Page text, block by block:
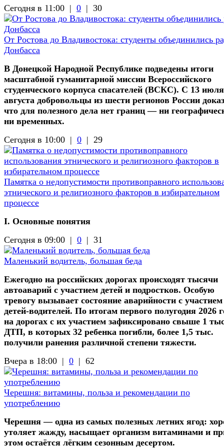
Сегодня в 11:00 | 0 | 30
От Ростова до Владивостока: студенты объединились
Донбасса
В Донецкой Народной Республике подведены итоги
масштабной гуманитарной миссии Всероссийского
студенческого корпуса спасателей (ВСКС). С 13
августа добровольцы из шести регионов России
что для полезного дела нет границ — ни
ни временных.
Сегодня в 10:00 | 0 | 29
Памятка о недопустимости противоправного
этнического и религиозного факторов в избирательном
процессе
I. Основные понятия
Сегодня в 09:00 | 0 | 31
Маленький водитель, большая беда
Ежегодно на российских дорогах происходят тысячи
автоаварий с участием детей и подростков. Особую
тревогу вызывает состояние аварийности с участием
детей-водителей. По итогам первого полугодия 2026
на дорогах с их участием зафиксировано свыше 1
ДТП, в которых 32 ребенка погибли, более 1,5 тыс.
получили ранения различной степени тяжести.
Вчера в 18:00 | 0 | 62
Черешня: витамины, польза и рекомендации по
употреблению
Черешня — одна из самых полезных летних ягод:
утоляет жажду, насыщает организм витаминами и
этом остаётся лёгким сезонным десертом.